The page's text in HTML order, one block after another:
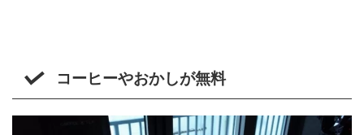
コーヒーやおかしが無料